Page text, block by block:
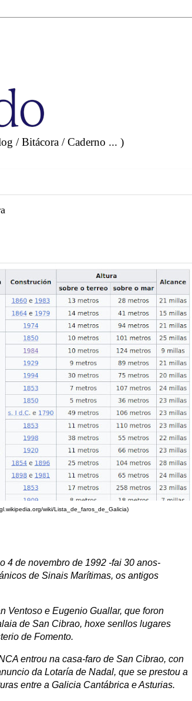
/ Bitácora / Caderno ... )
wiki/Lista_de_faros_de_Galicia)
4 de novembro de 1992 -fai 30 anos-
de Sinais Marítimas, os antigos
Ventoso e Eugenio Guallar, que foron
de San Cibrao, hoxe senllos lugares
de Fomento.
entrou na casa-faro de San Cibrao, con
da Lotaría de Nadal, que se prestou a
entre a Galicia Cantábrica e Asturias.